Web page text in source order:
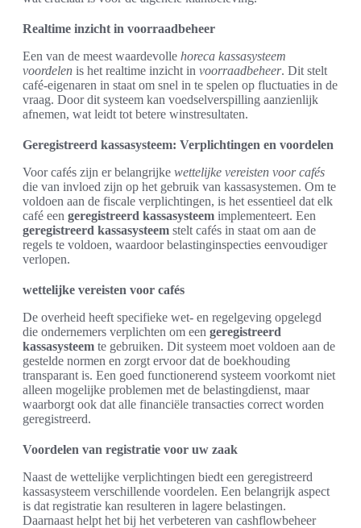
Realtime inzicht in voorraadbeheer
Een van de meest waardevolle horeca kassasysteem
voordelen is het realtime inzicht in voorraadbeheer. Dit stelt
café-eigenaren in staat om snel in te spelen op fluctuaties in de
vraag. Door dit systeem kan voedselverspilling aanzienlijk
afnemen, wat leidt tot betere winstresultaten.
Geregistreerd kassasysteem: Verplichtingen en voordelen
Voor cafés zijn er belangrijke wettelijke vereisten voor cafés
die van invloed zijn op het gebruik van kassasystemen. Om te
voldoen aan de fiscale verplichtingen, is het essentieel dat elk
café een geregistreerd kassasysteem implementeert. Een
geregistreerd kassasysteem stelt cafés in staat om aan de
regels te voldoen, waardoor belastinginspecties eenvoudiger
verlopen.
wettelijke vereisten voor cafés
De overheid heeft specifieke wet- en regelgeving opgelegd
die ondernemers verplichten om een geregistreerd
kassasysteem te gebruiken. Dit systeem moet voldoen aan de
gestelde normen en zorgt ervoor dat de boekhouding
transparant is. Een goed functionerend systeem voorkomt niet
alleen mogelijke problemen met de belastingdienst, maar
waarborgt ook dat alle financiële transacties correct worden
geregistreerd.
Voordelen van registratie voor uw zaak
Naast de wettelijke verplichtingen biedt een geregistreerd
kassasysteem verschillende voordelen. Een belangrijk aspect
is dat registratie kan resulteren in lagere belastingen.
Daarnaast helpt het bij het verbeteren van cashflowbeheer